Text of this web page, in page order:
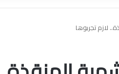
لازم تجربوها